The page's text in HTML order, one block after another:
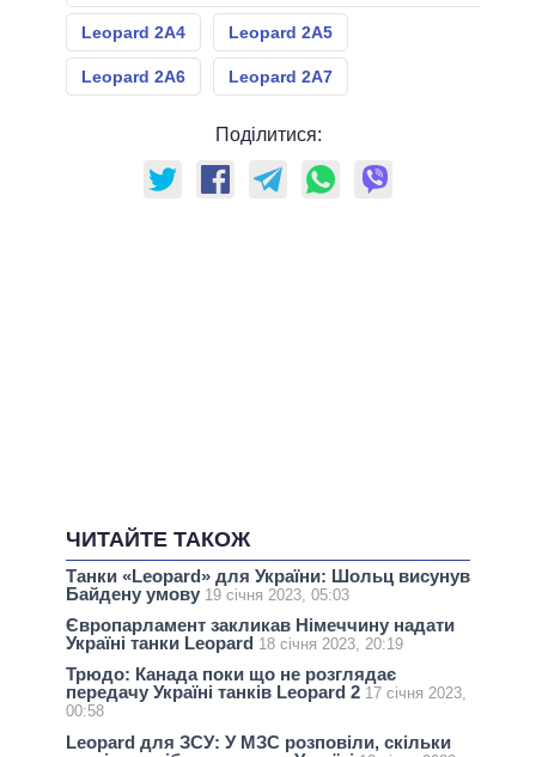
Leopard 2A4 Leopard 2А5
Leopard 2А6 Leopard 2А7
Поділитися:
ЧИТАЙТЕ ТАКОЖ
Танки «Leopard» для України: Шольц висунув
Байдену умову 19 січня 2023, 05:03
Європарламент закликав Німеччину надати
Україні танки Leopard 18 січня 2023, 20:19
Трюдо: Канада поки що не розглядає
передачу Україні танків Leopard 2 17 січня 2023,
00:58
Leopard для ЗСУ: У МЗС розповіли, скільки